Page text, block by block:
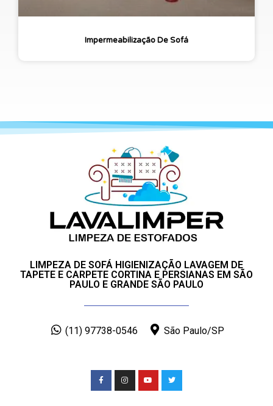
Impermeabilização De Sofá
LIMPEZA DE SOFÁ HIGIENIZAÇÃO LAVAGEM DE
TAPETE E CARPETE CORTINA E PERSIANAS EM SÃO
PAULO E GRANDE SÃO PAULO
(11) 97738-0546 São Paulo/SP